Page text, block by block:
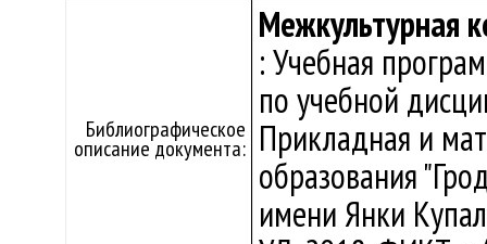
Библиографическое
описание документа:
Межкультурная
: Учебная
по учебной
Прикладная и
образования
имени Янки